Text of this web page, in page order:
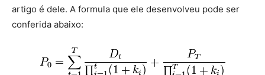
artigo é dele. A formula que ele desenvolveu pode ser
conferida abaixo: